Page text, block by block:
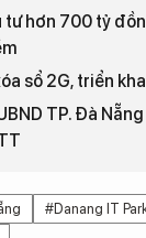
tư hơn 700 tỷ
sổ 2G, triển
TP. Đà
#Danang IT